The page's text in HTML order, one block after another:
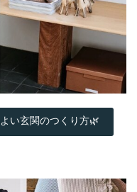
い玄関のつくり方🌿